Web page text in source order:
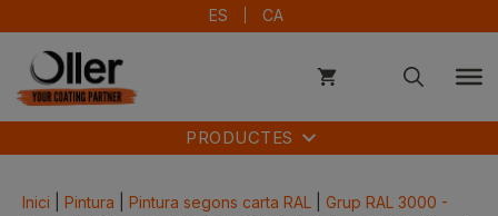
contingut
ES CA
PRODUCTES
Inici Pintura Pintura segons carta RAL
Grup RAL 3000 -